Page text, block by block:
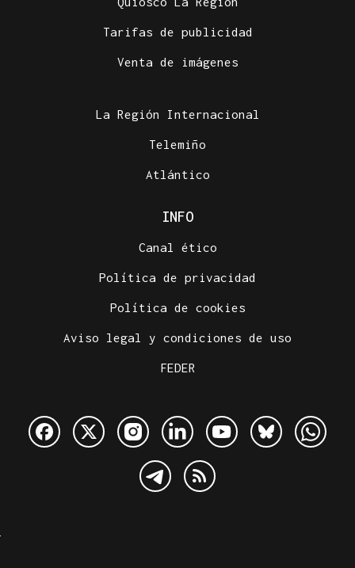
Tarifas de publicidad
Venta de imágenes
La Región Internacional
Telemiño
Atlántico
INFO
Canal ético
Política de privacidad
Política de cookies
Aviso legal y condiciones de uso
FEDER